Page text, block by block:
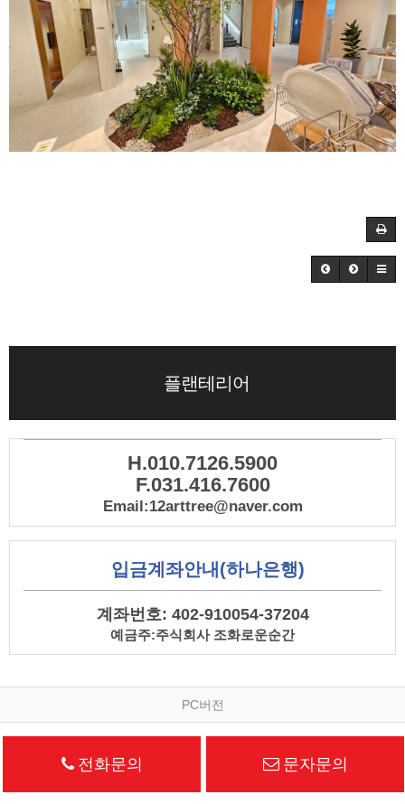
플랜테리어
H.010.7126.5900
F.031.416.7600
Email:12arttree@naver.com
입금계좌안내(하나은행)
계좌번호: 402-910054-37204
예금주:주식회사 조화로운순간
PC버전
전화문의 문자문의